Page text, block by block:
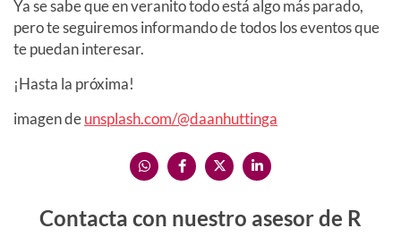
Ya se sabe que en veranito todo está algo más parado,
pero te seguiremos informando de todos los eventos que
te puedan interesar.
¡Hasta la próxima!
imagen deunsplash.com/@daanhuttinga
Contacta con nuestro asesor de R